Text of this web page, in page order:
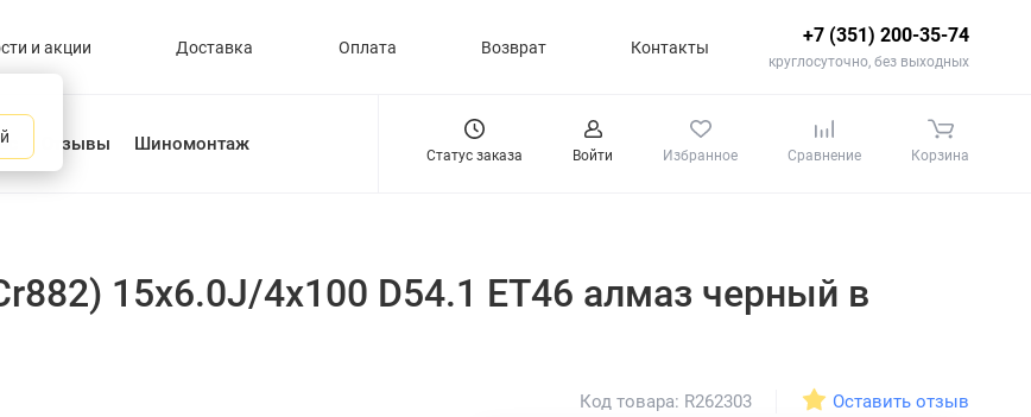
и акции Доставка Оплата Возврат Контакты
+7 (351) 200-35-74
круглосуточно, без выходных
Отзывы Шиномонтаж
Статус заказа Войти Избранное Сравнение Корзина
15x6.0J/4x100 D54.1 ET46 алмаз черный в
Код товара: R262303 Оставить отзыв